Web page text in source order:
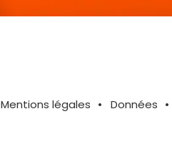
Mentions légales Données